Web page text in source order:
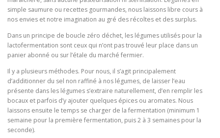
simple saumure ou recettes gourmandes, nous laissons libre cours à
nos envies et notre imagination au gré des récoltes et des surplus.
Dans un principe de boucle zéro déchet, les légumes utilisés pour la
lactofermentation sont ceux qui n’ont pas trouvé leur place dans un
panier abonné ou sur l’étale du marché fermier.
Il y a plusieurs méthodes. Pour nous, il s’agit principalement
d’additionner du sel non raffiné à nos légumes, de laisser l’eau
présente dans les légumes s’extraire naturellement, d’en remplir les
bocaux et parfois d’y ajouter quelques épices ou aromates. Nous
laissons ensuite le temps se charger de la fermentation (minimum 1
semaine pour la première fermentation, puis 2 à 3 semaines pour la
seconde).